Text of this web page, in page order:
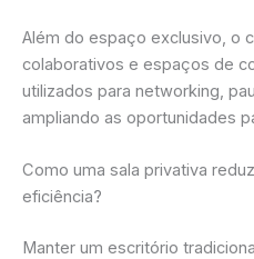
Além do espaço exclusivo, o
colaborativos e espaços de
utilizados para networking,
ampliando as oportunidades
Como uma sala privativa
eficiência?
Manter um escritório